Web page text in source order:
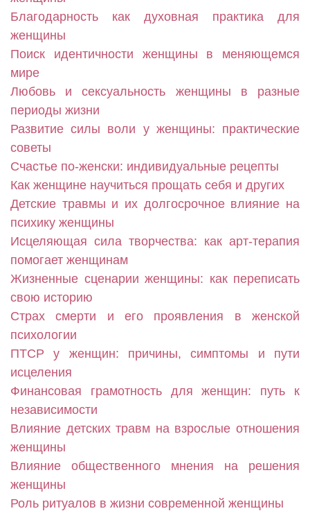
Благодарность как духовная практика для
женщины
Поиск идентичности женщины в меняющемся
мире
Любовь и сексуальность женщины в разные
периоды жизни
Развитие силы воли у женщины: практические
советы
Счастье по-женски: индивидуальные рецепты
Как женщине научиться прощать себя и других
Детские травмы и их долгосрочное влияние на
психику женщины
Исцеляющая сила творчества: как арт-терапия
помогает женщинам
Жизненные сценарии женщины: как переписать
свою историю
Страх смерти и его проявления в женской
психологии
ПТСР у женщин: причины, симптомы и пути
исцеления
Финансовая грамотность для женщин: путь к
независимости
Влияние детских травм на взрослые отношения
женщины
Влияние общественного мнения на решения
женщины
Роль ритуалов в жизни современной женщины